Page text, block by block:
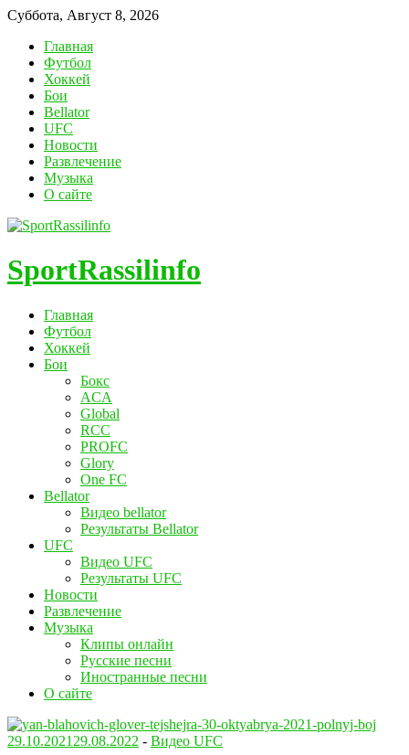
Суббота, Август 8, 2026
Главная
Футбол
Хоккей
Бои
Bellator
UFC
Новости
Развлечение
Музыка
О сайте
SportRassilinfo
Главная
Футбол
Хоккей
Бои
Бокс
ACA
Global
RCC
PROFC
Glory
One FC
Bellator
Видео bellator
Результаты Bellator
UFC
Видео UFC
Результаты UFC
Новости
Развлечение
Музыка
Клипы онлайн
Русские песни
Иностранные песни
О сайте
29.10.2021 29.08.2022 - Видео UFC